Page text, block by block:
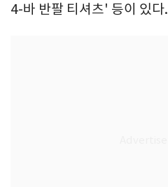
4-바 반팔 티셔츠' 등이 있다.